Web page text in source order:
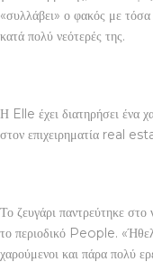
«συλλάβει» ο φακός με τόσα
κατά πολύ νεότερές της.
Η Elle έχει διατηρήσει ένα
στον επιχειρηματία real
Το ζευγάρι παντρεύτηκε
το περιοδικό People.
χαρούμενοι και πάρα πολύ